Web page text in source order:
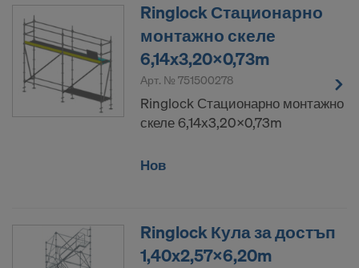
Ringlock Стационарно
монтажно скеле
6,14x3,20x0,73m
Арт. № 751500278
Ringlock Стационарно монтажно
скеле 6,14x3,20x0,73m
Нов
Ringlock Кула за достъп
1,40x2,57x6,20m